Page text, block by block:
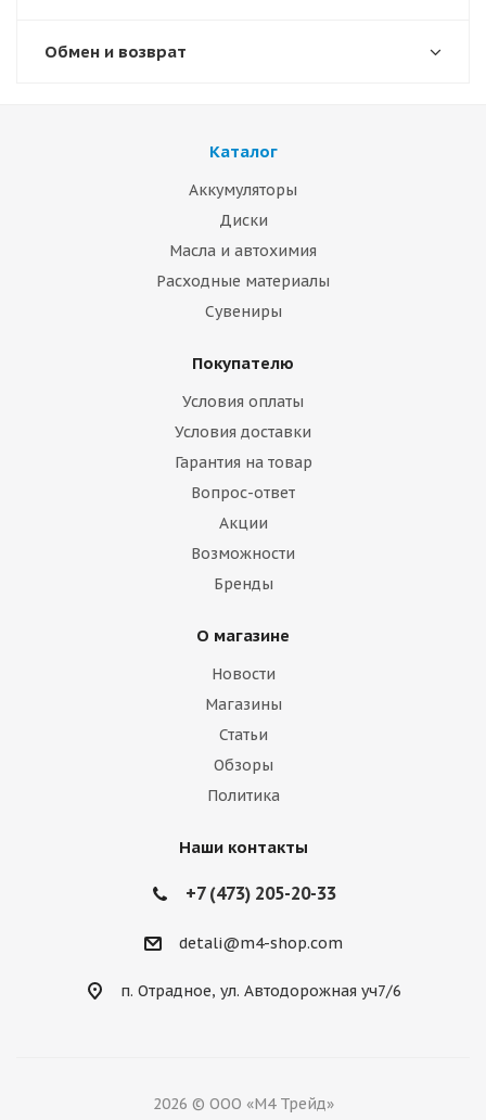
Обмен и возврат
Каталог
Аккумуляторы
Диски
Масла и автохимия
Расходные материалы
Сувениры
Покупателю
Условия оплаты
Условия доставки
Гарантия на товар
Вопрос-ответ
Акции
Возможности
Бренды
О магазине
Новости
Магазины
Статьи
Обзоры
Политика
Наши контакты
+7 (473) 205-20-33
detali@m4-shop.com
п. Отрадное, ул. Автодорожная уч7/6
2026 © ООО «М4 Трейд»